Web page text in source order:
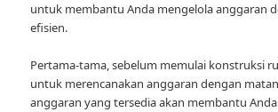
untuk membantu Anda mengelola anggaran
efisien.
Pertama-tama, sebelum memulai konstruksi
untuk merencanakan anggaran dengan
anggaran yang tersedia akan membantu